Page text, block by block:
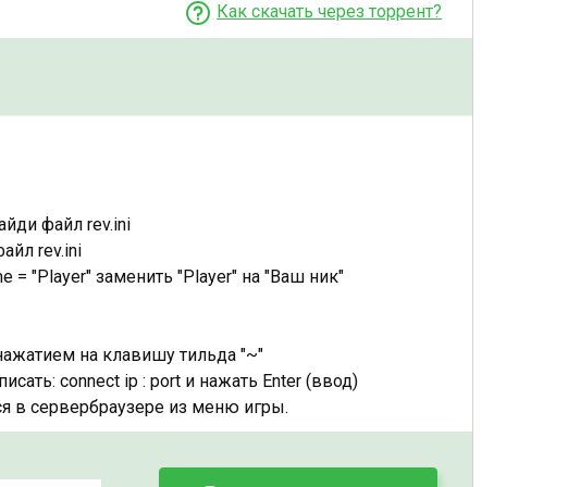
Как скачать через торрент?
файл rev.ini
rev.ini
= "Player" заменить "Player" на "Ваш ник"
на клавишу тильда "~"
connect ip : port и нажать Enter (ввод)
в сервербраузере из меню игры.